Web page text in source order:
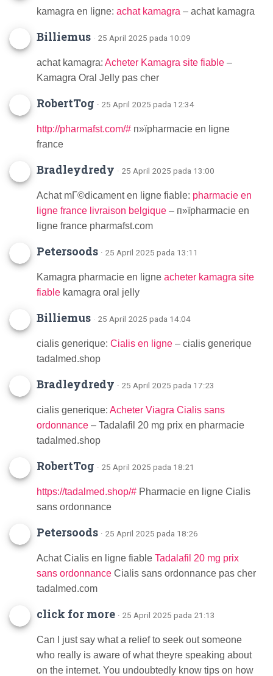
kamagra en ligne: achat kamagra – achat kamagra
Billiemus · 25 April 2025 pada 10:09
achat kamagra: Acheter Kamagra site fiable –
Kamagra Oral Jelly pas cher
RobertTog · 25 April 2025 pada 12:34
http://pharmafst.com/# п»їpharmacie en ligne
france
Bradleydredy · 25 April 2025 pada 13:00
Achat mГ©dicament en ligne fiable: pharmacie en
ligne france livraison belgique – п»їpharmacie en
ligne france pharmafst.com
Petersoods · 25 April 2025 pada 13:11
Kamagra pharmacie en ligne acheter kamagra site
fiable kamagra oral jelly
Billiemus · 25 April 2025 pada 14:04
cialis generique: Cialis en ligne – cialis generique
tadalmed.shop
Bradleydredy · 25 April 2025 pada 17:23
cialis generique: Acheter Viagra Cialis sans
ordonnance – Tadalafil 20 mg prix en pharmacie
tadalmed.shop
RobertTog · 25 April 2025 pada 18:21
https://tadalmed.shop/# Pharmacie en ligne Cialis
sans ordonnance
Petersoods · 25 April 2025 pada 18:26
Achat Cialis en ligne fiable Tadalafil 20 mg prix
sans ordonnance Cialis sans ordonnance pas cher
tadalmed.com
click for more · 25 April 2025 pada 21:13
Can I just say what a relief to seek out someone
who really is aware of what theyre speaking about
on the internet. You undoubtedly know tips on how